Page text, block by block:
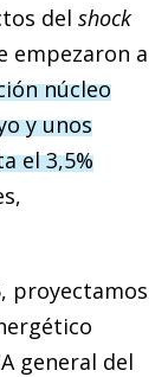
del shock
empezaron a
núcleo
y unos
el 3,5%
proyectamos
general del